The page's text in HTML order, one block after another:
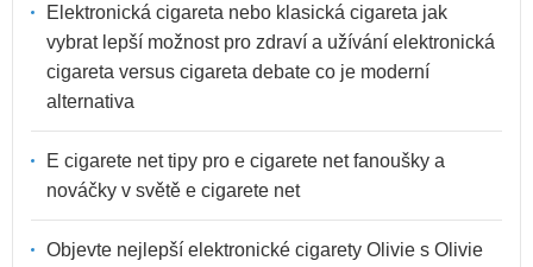
Elektronická cigareta nebo klasická cigareta jak
vybrat lepší možnost pro zdraví a užívání elektronická
cigareta versus cigareta debate co je moderní
alternativa
E cigarete net tipy pro e cigarete net fanoušky a
nováčky v světě e cigarete net
Objevte nejlepší elektronické cigarety Olivie s Olivie